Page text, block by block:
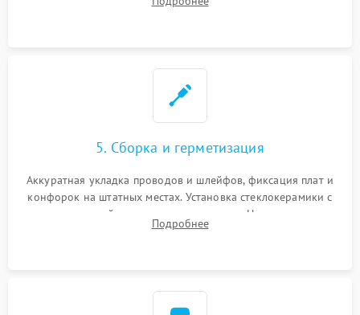
дорожек. Очистка контактов и замена поврежденной
5. Сборка и герметизация
Аккуратная укладка проводов и шлейфов, фиксация плат и
конфорок на штатных местах. Установка стеклокерамики с
проверкой равномерности зазоров. Нанесение
термостойкого герметика или укладка уплотнительной
Подробнее